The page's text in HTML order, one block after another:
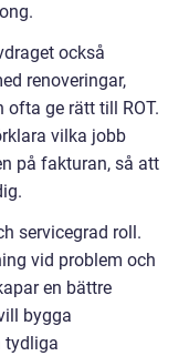
också
renoveringar,
ge rätt till ROT.
vilka jobb
på fakturan, så att
servicegrad roll.
vid problem och
en bättre
bygga
tydliga